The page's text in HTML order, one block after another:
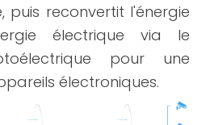
reconvertit l'énergie
électrique via le
pour une
électroniques.